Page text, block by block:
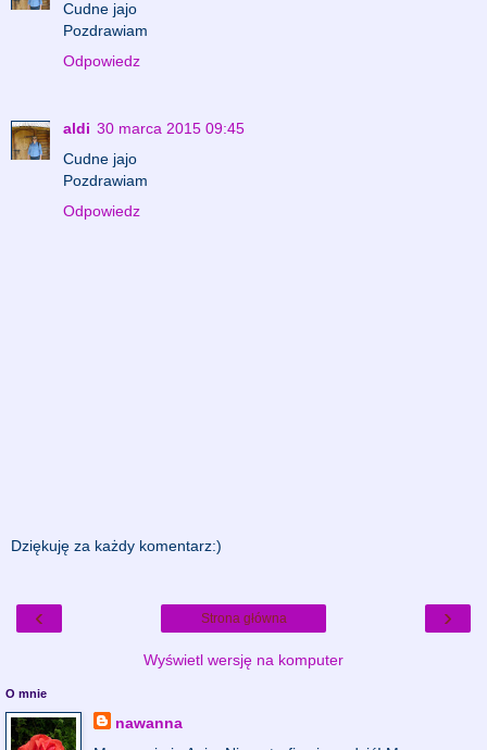
Cudne jajo
Pozdrawiam
Odpowiedz
aldi 30 marca 2015 09:45
Cudne jajo
Pozdrawiam
Odpowiedz
Dziękuję za każdy komentarz:)
‹ ›
Strona główna
Wyświetl wersję na komputer
O mnie
nawanna